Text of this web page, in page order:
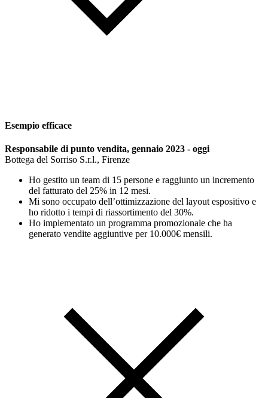
Esempio efficace
Responsabile di punto vendita, gennaio 2023 - oggi
Bottega del Sorriso S.r.l., Firenze
Ho gestito un team di 15 persone e raggiunto un incremento
del fatturato del 25% in 12 mesi.
Mi sono occupato dell’ottimizzazione del layout espositivo e
ho ridotto i tempi di riassortimento del 30%.
Ho implementato un programma promozionale che ha
generato vendite aggiuntive per 10.000€ mensili.